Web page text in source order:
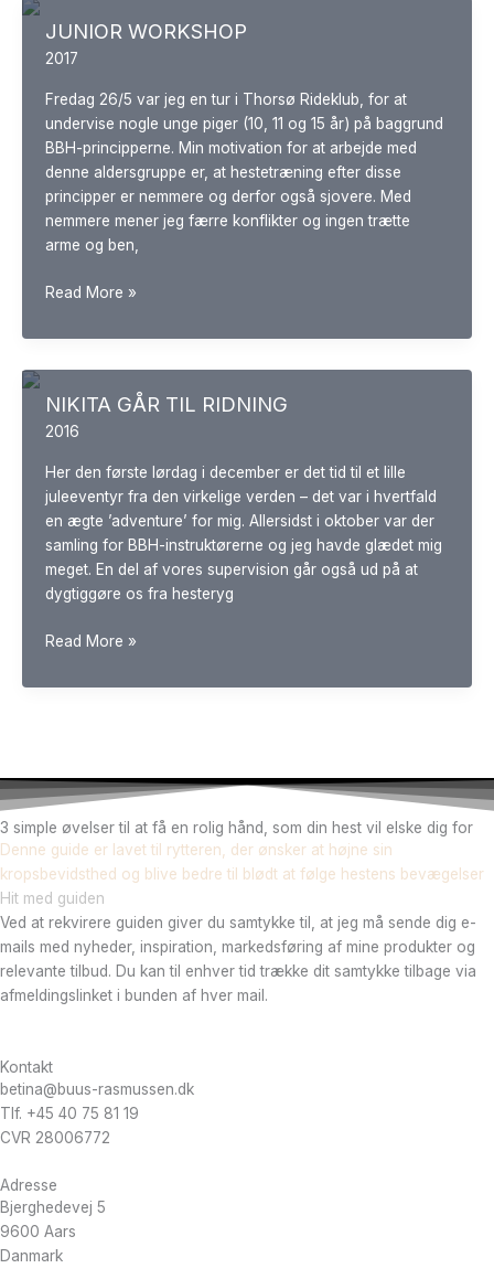
JUNIOR WORKSHOP
2017
Fredag 26/5 var jeg en tur i Thorsø Rideklub, for at
undervise nogle unge piger (10, 11 og 15 år) på baggrund
BBH-principperne. Min motivation for at arbejde med
denne aldersgruppe er, at hestetræning efter disse
principper er nemmere og derfor også sjovere. Med
nemmere mener jeg færre konflikter og ingen trætte
arme og ben,
JUNIOR
Read More »
NIKITA GÅR TIL RIDNING
2016
Her den første lørdag i december er det tid til et lille
juleeventyr fra den virkelige verden – det var i hvertfald
en ægte ’adventure’ for mig. Allersidst i oktober var der
samling for BBH-instruktørerne og jeg havde glædet mig
meget. En del af vores supervision går også ud på at
dygtiggøre os fra hesteryg
NIKITA
TIL
Read More »
3 simple øvelser til at få en rolig hånd, som din hest vil elske dig for
Denne guide er lavet til rytteren, der ønsker at højne sin
kropsbevidsthed og blive bedre til blødt at følge hestens bevægelser
Hit med guiden
Ved at rekvirere guiden giver du samtykke til, at jeg må sende dig e-
mails med nyheder, inspiration, markedsføring af mine produkter og
relevante tilbud. Du kan til enhver tid trække dit samtykke tilbage via
afmeldingslinket i bunden af hver mail.
Kontakt
betina@buus-rasmussen.dk
Tlf. +45 40 75 81 19
CVR 28006772
Adresse
Bjerghedevej 5
9600 Aars
Danmark